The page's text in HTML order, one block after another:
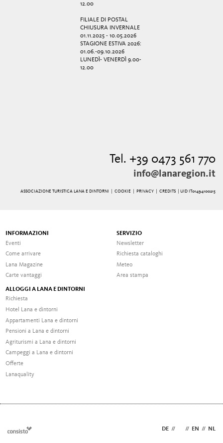
12.00
FILIALE DI POSTAL
CHIUSURA INVERNALE
01.11.2025 - 10.05.2026
STAGIONE ESTIVA 2026:
01.06.-09.10.2026
LUNEDÌ- VENERDÌ 9.00-
12.00
Tel. +39 0473 561 770
info@lanaregion.it
ASSOCIAZIONE TURISTICA LANA E DINTORNI | COOKIE PRIVACY| CREDITS | UID IT01494100215
INFORMAZIONI
Eventi
Come arrivare
Lana Magazine
Carte vantaggi
SERVIZIO
Newsletter
Richiesta cataloghi
Meteo
Area stampa
ALLOGGI A LANA E DINTORNI
Richiesta
Hotel Lana e dintorni
Appartamenti Lana e dintorni
Pensioni a Lana e dintorni
Agriturismi a Lana e dintorni
Campeggi a Lana e dintorni
Offerte
Lanaquality
DE // // EN // NL